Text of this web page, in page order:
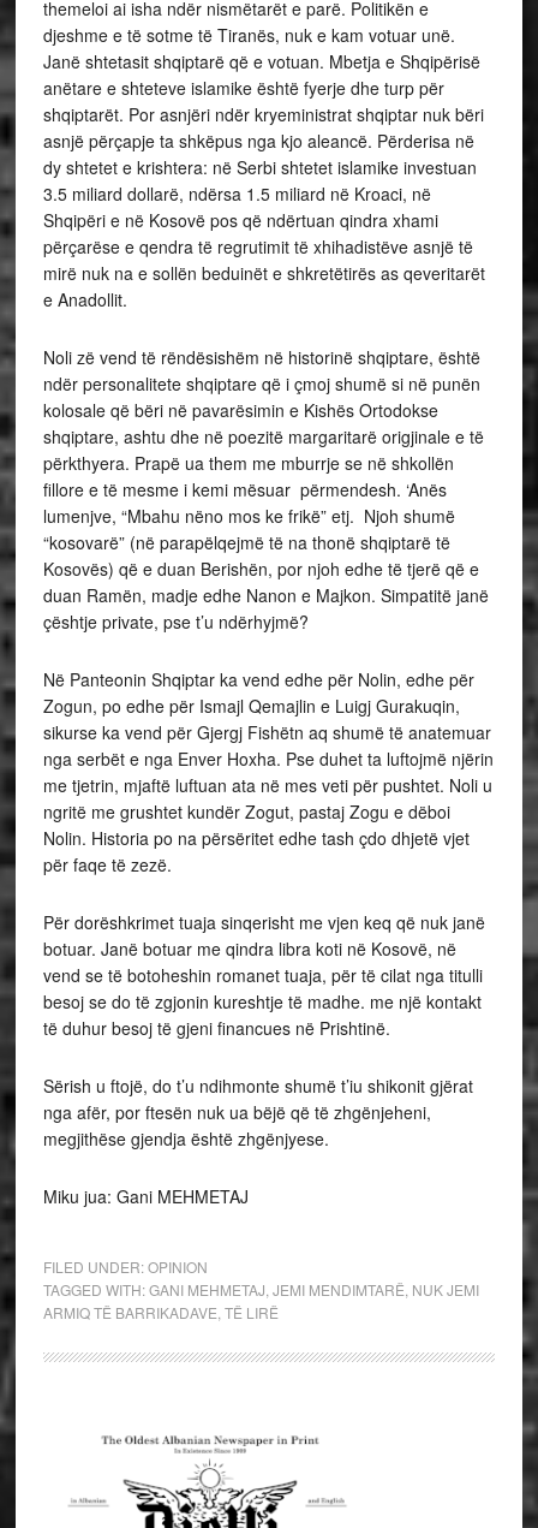
themeloi ai isha ndër nismëtarët e parë. Politikën e
djeshme e të sotme të Tiranës, nuk e kam votuar unë.
Janë shtetasit shqiptarë që e votuan. Mbetja e Shqipërisë
anëtare e shteteve islamike është fyerje dhe turp për
shqiptarët. Por asnjëri ndër kryeministrat shqiptar nuk bëri
asnjë përçapje ta shkëpus nga kjo aleancë. Përderisa në
dy shtetet e krishtera: në Serbi shtetet islamike investuan
3.5 miliard dollarë, ndërsa 1.5 miliard në Kroaci, në
Shqipëri e në Kosovë pos që ndërtuan qindra xhami
përçarëse e qendra të regrutimit të xhihadistëve asnjë të
mirë nuk na e sollën beduinët e shkretëtirës as qeveritarët
e Anadollit.
Noli zë vend të rëndësishëm në historinë shqiptare, është
ndër personalitete shqiptare që i çmoj shumë si në punën
kolosale që bëri në pavarësimin e Kishës Ortodokse
shqiptare, ashtu dhe në poezitë margaritarë origjinale e të
përkthyera. Prapë ua them me mburrje se në shkollën
fillore e të mesme i kemi mësuar përmendesh. ‘Anës
lumenjve, “Mbahu nëno mos ke frikë” etj. Njoh shumë
“kosovarë” (në parapëlqejmë të na thonë shqiptarë të
Kosovës) që e duan Berishën, por njoh edhe të tjerë që e
duan Ramën, madje edhe Nanon e Majkon. Simpatitë janë
çështje private, pse t’u ndërhyjmë?
Në Panteonin Shqiptar ka vend edhe për Nolin, edhe për
Zogun, po edhe për Ismajl Qemajlin e Luigj Gurakuqin,
sikurse ka vend për Gjergj Fishëtn aq shumë të anatemuar
nga serbët e nga Enver Hoxha. Pse duhet ta luftojmë njërin
me tjetrin, mjaftë luftuan ata në mes veti për pushtet. Noli u
ngritë me grushtet kundër Zogut, pastaj Zogu e dëboi
Nolin. Historia po na përsëritet edhe tash çdo dhjetë vjet
për faqe të zezë.
Për dorëshkrimet tuaja sinqerisht me vjen keq që nuk janë
botuar. Janë botuar me qindra libra koti në Kosovë, në
vend se të botoheshin romanet tuaja, për të cilat nga titulli
besoj se do të zgjonin kureshtje të madhe. me një kontakt
të duhur besoj të gjeni financues në Prishtinë.
Sërish u ftojë, do t’u ndihmonte shumë t’iu shikonit gjërat
nga afër, por ftesën nuk ua bëjë që të zhgënjeheni,
megjithëse gjendja është zhgënjyese.
Miku jua: Gani MEHMETAJ
FILED UNDER:OPINION
TAGGED WITH:GANI MEHMETAJ JEMI MENDIMTARË NUK JEMI
ARMIQ TË BARRIKADAVE TË LIRË